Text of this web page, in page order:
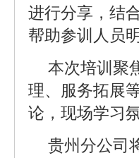
进行分享，结
帮助参训人员
本次培训聚
理、服务拓展
论，现场学习
贵州分公司